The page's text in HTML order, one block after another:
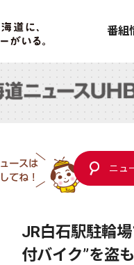
番組
ニュ
JR白石駅駐輪
付バイク”を盗